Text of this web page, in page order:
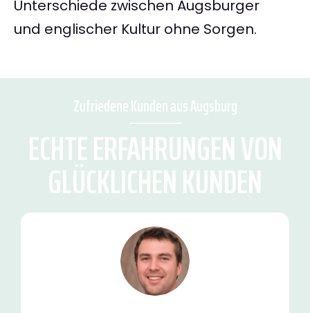
Unterschiede zwischen Augsburger
und englischer Kultur ohne Sorgen.
Zufriedene Kunden aus Augsburg
ECHTE ERFAHRUNGEN VON
GLÜCKLICHEN KUNDEN